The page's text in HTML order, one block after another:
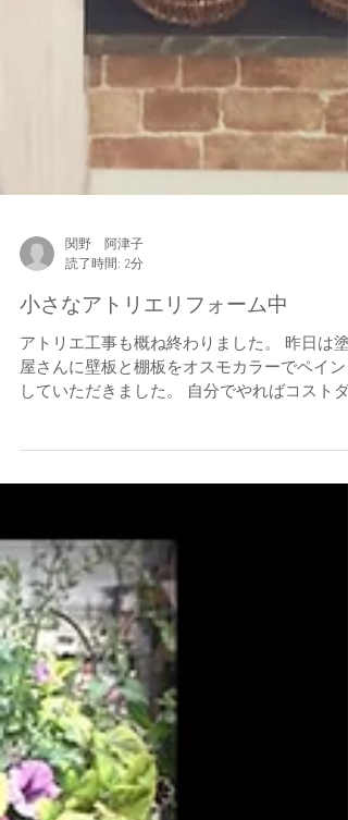
関野 阿津子
読了時間: 2分
アトリエ工事も概ね終わりました。 昨日は塗
ずはプロの方にきちっと塗っていただいて、
はおいおい考えていこうかなと。...